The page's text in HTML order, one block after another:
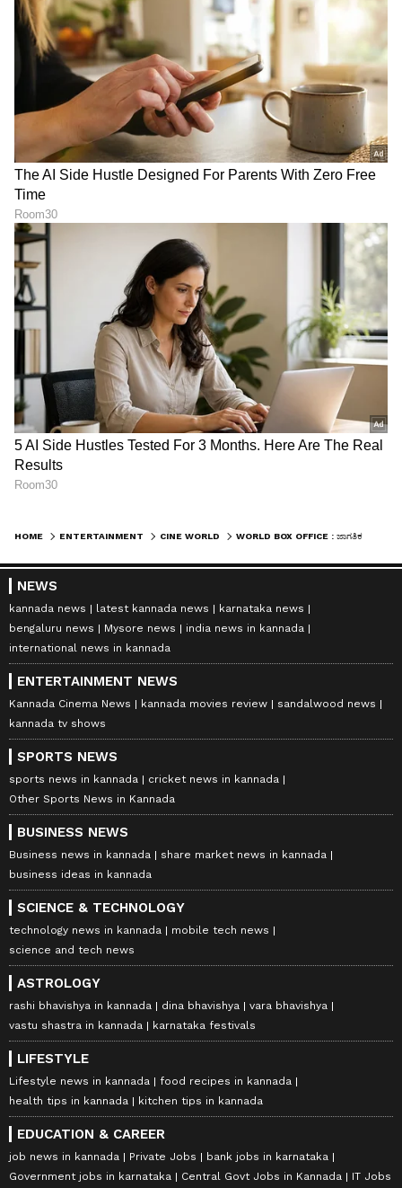
HOME ENTERTAINMENT CINE WORLD
NEWS
kannada news latest kannada news
karnataka news
bengaluru news
Mysore news
india news in kannada
international news in kannada
ENTERTAINMENT NEWS
Kannada Cinema News kannada movies review
sandalwood news
kannada tv shows
SPORTS NEWS
sports news in kannada
cricket news in kannada
Other Sports News in Kannada
BUSINESS NEWS
Business news in kannada
share market news in kannada
business ideas in kannada
SCIENCE & TECHNOLOGY
technology news in kannada
mobile tech news
science and tech news
ASTROLOGY
rashi bhavishya in kannada dina bhavishya
vara bhavishya
vastu shastra in kannada
karnataka festivals
LIFESTYLE
Lifestyle news in kannada
food recipes in kannada
health tips in kannada
kitchen tips in kannada
EDUCATION & CAREER
job news in kannada Private Jobs
bank jobs in karnataka
Government jobs in karnataka
Central Govt Jobs in Kannada IT Jobs